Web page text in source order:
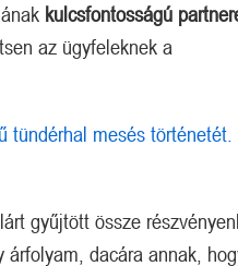
kulcsfontosságú
az ügyfeleknek a
tündérhal mesés történetét.
gyűjtött össze
dacára annak,